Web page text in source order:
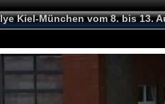
Kiel-München vom 8. bis 13.